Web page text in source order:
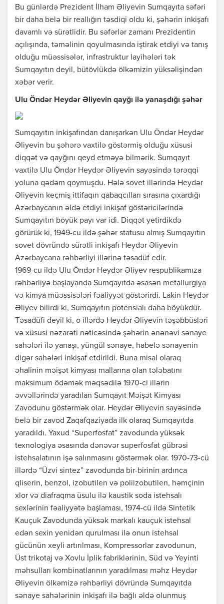
Bu günlərdə Prezident İlham Əliyevin Sumqayıta səfəri
bir daha belə bir reallığın təsdiqi oldu ki, şəhərin inkişafı
davamlı və sürətlidir. Bu səfərlər zamanı Prezidentin
açılışında, təməlinin qoyulmasında iştirak etdiyi və tanış
olduğu müəssisələr, infrastruktur layihələri tək
Sumqayıtın deyil, bütövlükdə ölkəmizin yüksəlişindən
xəbər verir.
Ulu Öndər Heydər Əliyevin qayğı ilə yanaşdığı şəhər
Sumqayıtın inkişafından danışarkən Ulu Öndər Heydər
Əliyevin bu şəhərə vaxtilə göstərmiş olduğu xüsusi
diqqət və qayğını qeyd etməyə bilmərik. Sumqayıt
vaxtilə Ulu Öndər Heydər Əliyevin sayəsində tərəqqi
yoluna qədəm qoymuşdu. Hələ sovet illərində Heydər
Əliyevin keçmiş ittifaqın qabaqcılları sırasına çıxardığı
Azərbaycanın əldə etdiyi inkişaf göstəricilərində
Sumqayıtın böyük payı var idi. Diqqət yetirdikdə
görürük ki, 1949-cu ildə şəhər statusu almış Sumqayıtın
sovet dövründə sürətli inkişafı Heydər Əliyevin
Azərbaycana rəhbərliyi illərinə təsadüf edir.
1969-cu ildə Ulu Öndər Heydər Əliyev respublikamıza
rəhbərliyə başlayanda Sumqayıtda əsasən metallurgiya
və kimya müəssisələri fəaliyyət göstərirdi. Lakin Heydər
Əliyev bilirdi ki, Sumqayıtın potensialı daha böyükdür.
Təsadüfi deyil ki, o illərdə Heydər Əliyevin təşəbbüsləri
və xüsusi nəzarəti nəticəsində şəhərin ənənəvi sənaye
sahələri ilə yanaşı, yüngül sənaye, habelə sənayenin
digər sahələri inkişaf etdirildi. Buna misal olaraq
əhalinin məişət kimyası mallarına olan tələbatını
maksimum ödəmək məqsədilə 1970-ci illərin
əvvəllərində yaradılan Sumqayıt Məişət Kimyası
Zavodunu göstərmək olar. Heydər Əliyevin sayəsində
belə bir zavod Zaqafqaziyada ilk olaraq Sumqayıtda
yaradıldı. Yaxud “Superfosfat” zavodunda yüksək
texnologiya əsasında dənəvər superfosfat gübrəsi
istehsalatının işə salınmasını göstərmək olar. 1970-73-cü
illərdə “Üzvi sintez” zavodunda bir-birinin ardınca
qliserin, benzol, izobutilen və poliizobutilen, həmçinin
xlor və diafraqma üsulu ilə kaustik soda istehsalı
sexlərinin fəaliyyətə başlaması, 1974-cü ildə Sintetik
Kauçuk Zavodunda yüksək markalı kauçuk istehsal
edən sexin yenidən qurulması ilə onun istehsal
gücünün xeyli artırılması, Kompressorlar zavodunun,
Üst trikotaj və Xovlu İplik fabriklərinin, Süd və Yeyinti
məhsulları kombinatlarının yaradılması məhz Heydər
Əliyevin ölkəmizə rəhbərliyi dövründə Sumqayıtda
sənaye sahələrinin inkişafı ilə bağlı əldə olunmuş